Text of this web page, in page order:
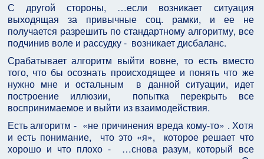
С другой стороны, …если возникает ситуация
выходящая за привычные соц. рамки, и ее не
получается разрешить по стандартному алгоритму, все
подчинив воле и рассудку - возникает дисбаланс.
Срабатывает алгоритм выйти вовне, то есть вместо
того, что бы осознать происходящее и понять что же
нужно мне и остальным в данной ситуации, идет
построение иллюзии, попытка перекрыть все
воспринимаемое и выйти из взаимодействия.
Есть алгоритм - «не причинения вреда кому-то» . Хотя
и есть понимание, что это «я», которое решает что
хорошо и что плохо - …снова разум, который все